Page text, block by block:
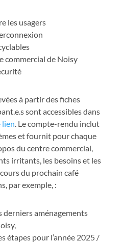
les usagers
commercial de Noisy
à partir des fiches
sont accessibles dans
lien. Le compte-rendu inclut
et fournit pour chaque
du centre commercial,
irritants, les besoins et les
du prochain café
par exemple, :
derniers aménagements
étapes pour l’année 2025 /